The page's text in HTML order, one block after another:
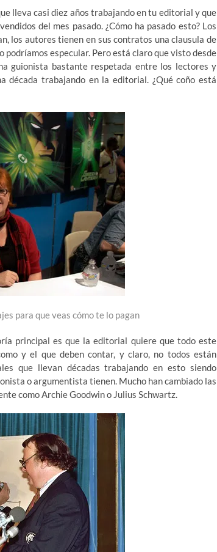
lleva casi diez años trabajando en tu editorial y que
del mes pasado. ¿Cómo ha pasado esto? Los
los autores tienen en sus contratos una clausula de
especular. Pero está claro que visto desde
guionista bastante respetada entre los lectores y
década trabajando en la editorial. ¿Qué coño está
para que veas cómo te lo pagan
principal es que la editorial quiere que todo este
y el que deben contar, y claro, no todos están
que llevan décadas trabajando en esto siendo
o argumentista tienen. Mucho han cambiado las
como Archie Goodwin o Julius Schwartz.